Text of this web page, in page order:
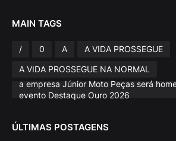
MAIN TAGS
/ 0 A
A VIDA PROSSEGUE
A VIDA PROSSEGUE NA NORMAL
a empresa Júnior Moto Peças será
evento Destaque Ouro 2026
ÚLTIMAS POSTAGENS